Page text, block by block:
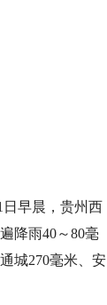
日早晨，贵州西
降雨40～80毫
城270毫米、安